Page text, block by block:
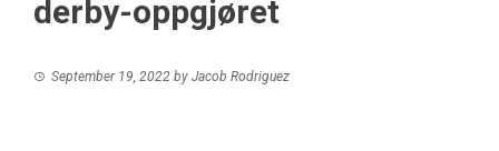
derby-oppgjøret
September 19, 2022 by Jacob Rodriguez